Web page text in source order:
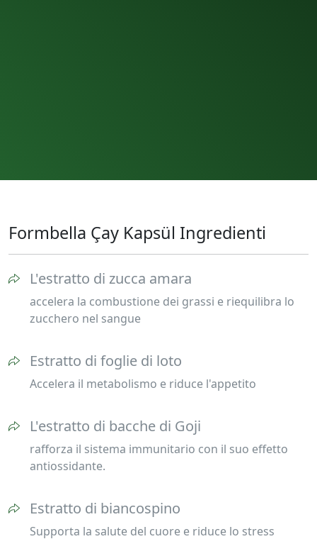
Formbella Çay Kapsül Ingredienti
L'estratto di zucca amara
accelera la combustione dei grassi e riequilibra lo
zucchero nel sangue
Estratto di foglie di loto
Accelera il metabolismo e riduce l'appetito
L'estratto di bacche di Goji
rafforza il sistema immunitario con il suo effetto
antiossidante.
Estratto di biancospino
Supporta la salute del cuore e riduce lo stress